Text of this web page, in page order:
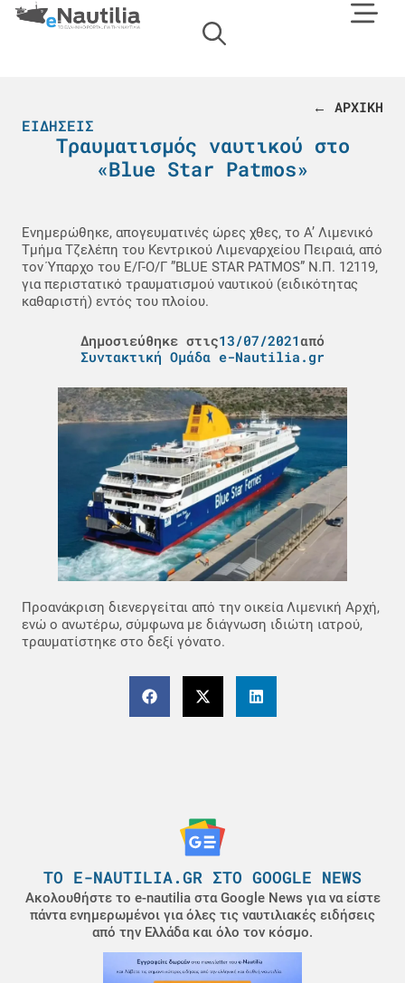
← ΑΡΧΙΚΗ
ΕΙΔΉΣΕΙΣ
Τραυματισμός ναυτικού στο
«Blue Star Patmos»
Ενημερώθηκε, απογευματινές ώρες χθες, το Α’ Λιμενικό
Τμήμα Τζελέπη του Κεντρικού Λιμεναρχείου Πειραιά, από
τον Ύπαρχο του Ε/Γ-Ο/Γ ”BLUE STAR PATMOS” Ν.Π. 12119,
για περιστατικό τραυματισμού ναυτικού (ειδικότητας
καθαριστή) εντός του πλοίου.
Δημοσιεύθηκε στις13/07/2021από
Συντακτική Ομάδα e-Nautilia.gr
Προανάκριση διενεργείται από την οικεία Λιμενική Αρχή,
ενώ ο ανωτέρω, σύμφωνα με διάγνωση ιδιώτη ιατρού,
τραυματίστηκε στο δεξί γόνατο.
ΤΟ E-NAUTILIA.GR ΣΤΟ GOOGLE NEWS
Ακολουθήστε το e-nautilia στα Google News για να είστε
πάντα ενημερωμένοι για όλες τις ναυτιλιακές ειδήσεις
από την Ελλάδα και όλο τον κόσμο.